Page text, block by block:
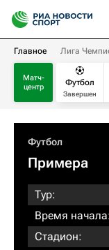
Главное Лига
Матч-
центр
Футбол
Завершен
Футбол
Примера
Тур:
Время
Стадион: